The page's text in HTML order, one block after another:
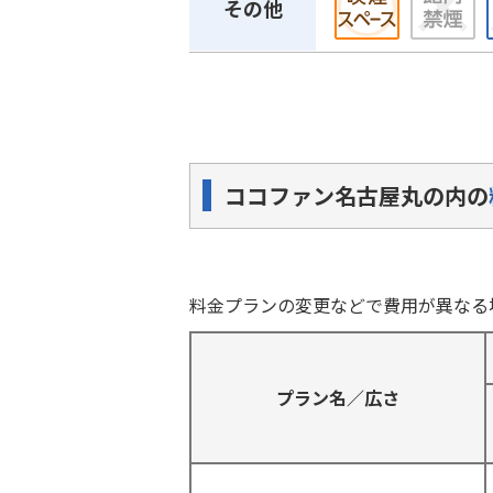
その他
ココファン名古屋丸の内の
料金プランの変更などで費用が異な
プラン名／広さ